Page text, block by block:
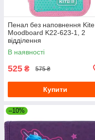
Пенал без наповнення Kite
Moodboard K22-623-1, 2
відділення
В наявності
525 ₴ 575 ₴
Купити
–10%